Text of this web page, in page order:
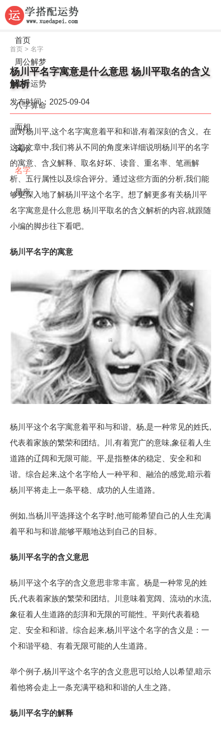
首页
周公解梦
生肖运势
八字算命
面相
风水
名字
星座
首页 > 名字
杨川平名字寓意是什么意思 杨川平取名的含义
解析
发布时间：2025-09-04
面对杨川平,这个名字寓意着平和和谐,有着深刻的含义。在
这篇文章中,我们将从不同的角度来详细说明杨川平的名字
的寓意、含义解释、取名好坏、读音、重名率、笔画解
析、五行属性以及综合评分。通过这些方面的分析,我们能
够更深入地了解杨川平这个名字。想了解更多有关杨川平
名字寓意是什么意思 杨川平取名的含义解析的内容,就跟随
小编的脚步往下看吧。
杨川平名字的寓意
杨川平这个名字寓意着平和与和谐。杨,是一种常见的姓氏,
代表着家族的繁荣和团结。川,有着宽广的意味,象征着人生
道路的辽阔和无限可能。平,是指整体的稳定、安全和和
谐。综合起来,这个名字给人一种平和、融洽的感觉,暗示着
杨川平将走上一条平稳、成功的人生道路。
例如,当杨川平选择这个名字时,他可能希望自己的人生充满
着平和与和谐,能够平顺地达到自己的目标。
杨川平名字的含义意思
杨川平这个名字的含义意思非常丰富。杨是一种常见的姓
氏,代表着家族的繁荣和团结。川意味着宽阔、流动的水流,
象征着人生道路的彭湃和无限的可能性。平则代表着稳
定、安全和和谐。综合起来,杨川平这个名字的含义是：一
个和谐平稳、有着无限可能的人生道路。
举个例子,杨川平这个名字的含义意思可以给人以希望,暗示
着他将会走上一条充满平稳和和谐的人生之路。
杨川平名字的解释